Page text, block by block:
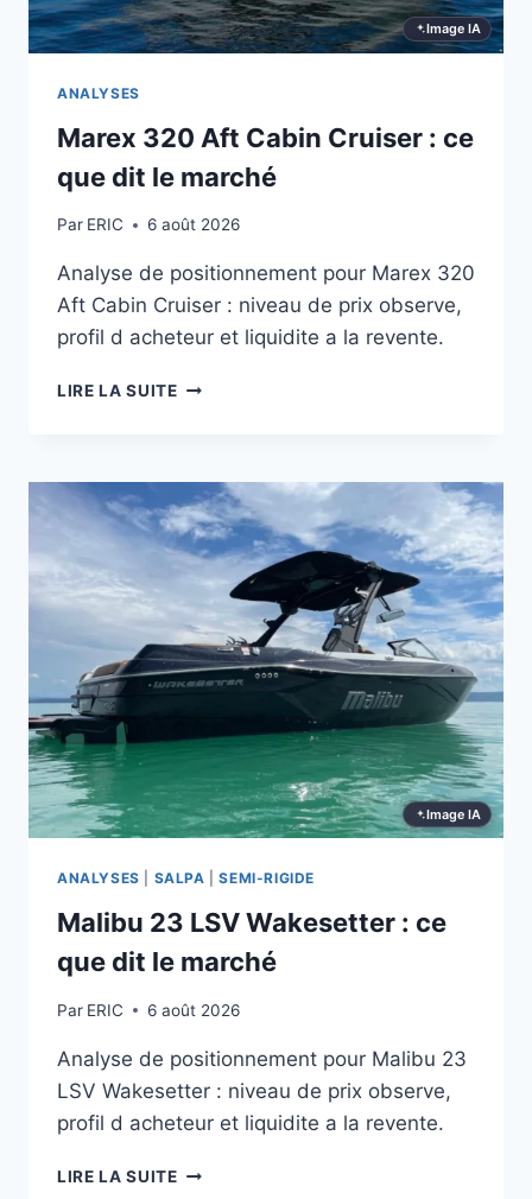
Image IA
ANALYSES
Marex 320 Aft Cabin Cruiser : ce
que dit le marché
Par ERIC 6 août 2026
Analyse de positionnement pour Marex 320
Aft Cabin Cruiser : niveau de prix observe,
profil d acheteur et liquidite a la revente.
LIRE LA SUITEMAREX
CRUISER
:
CE
QUE
DIT
LE
MARCHÉ
Image IA
ANALYSES SALPA |SEMI-RIGIDE
Malibu 23 LSV Wakesetter : ce
que dit le marché
Par ERIC 6 août 2026
Analyse de positionnement pour Malibu 23
LSV Wakesetter : niveau de prix observe,
profil d acheteur et liquidite a la revente.
LIRE LA SUITEMALIBU